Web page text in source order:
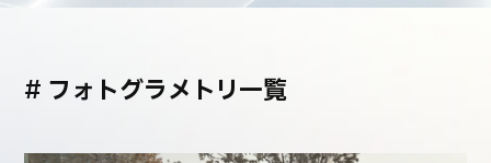
# フォトグラメトリ一覧